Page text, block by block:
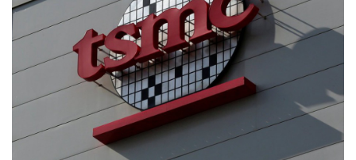
生成式AI與雲端應用
Enterprise Digital Transformation